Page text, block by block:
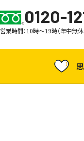
0120-
営業時間：10時～19時（年中無